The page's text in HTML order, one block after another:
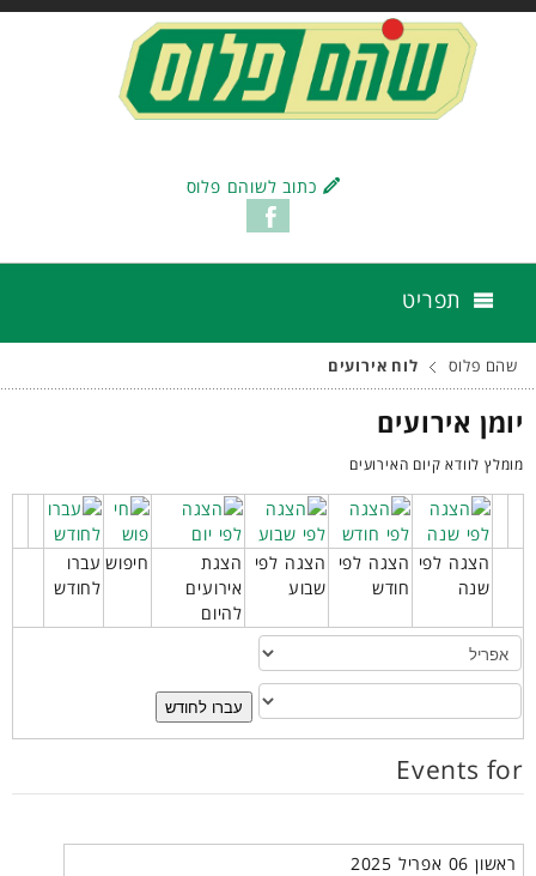
כתוב לשוהם פלוס
תפריט
שהם פלוס לוח אירועים
יומן אירועים
מומלץ לוודא קיום האירועים
הצגה לפי
שנה
הצגה לפי
חודש
הצגה לפי
שבוע
הצגת
אירועים
להיום
חיפוש עברו
לחודש
עברו לחודש
Events for
ראשון 06 אפריל 2025